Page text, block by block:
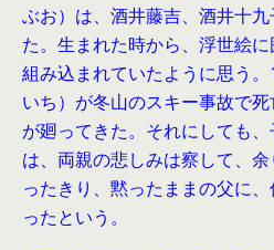
ぶお）は、酒井藤吉、酒井十
た。生まれた時から、浮世絵
組み込まれていたように思う
いち）が冬山のスキー事故で
が廻ってきた。それにしても
は、両親の悲しみは察して、
ったきり、黙ったままの父に
ったという。